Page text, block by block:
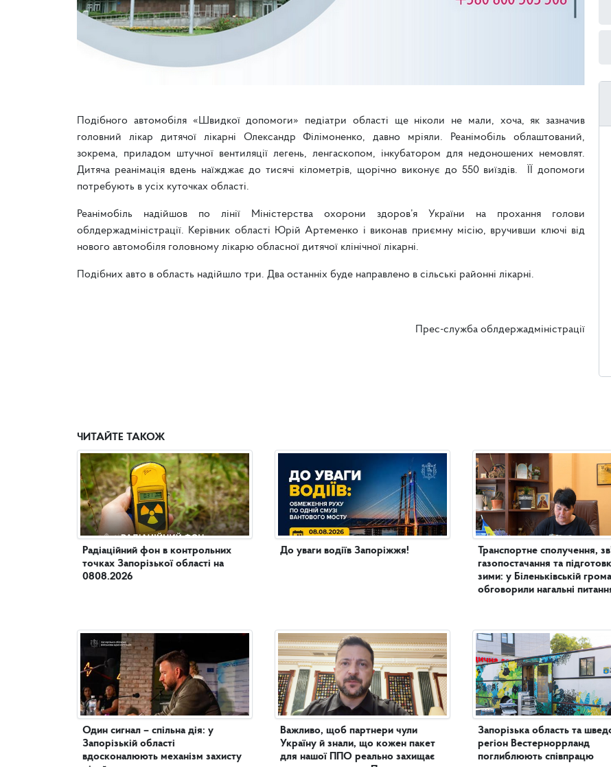
Подібного автомобіля «Швидкої допомоги» педіатри області ще ніколи не мали, хоча, як зазначив
головний лікар дитячої лікарні Олександр Філімоненко, давно мріяли. Реанімобіль облаштований,
зокрема, приладом штучної вентиляції легень, ленгаскопом, інкубатором для недоношених немовлят.
Дитяча реанімація вдень наїжджає до тисячі кілометрів, щорічно виконує до 550 виїздів. ЇЇ допомоги
потребують в усіх куточках області.
Реанімобіль надійшов по лінії Міністерства охорони здоров’я України на прохання голови
облдержадміністрації. Керівник області Юрій Артеменко і виконав приємну місію, вручивши ключі від
нового автомобіля головному лікарю обласної дитячої клінічної лікарні.
Подібних авто в область надійшло три. Два останніх буде направлено в сільські районні лікарні.
Прес-служба облдержадміністрації
ЧИТАЙТЕ ТАКОЖ
Радіаційний фон в контрольних
точках Запорізької області на
0808.2026
Один сигнал – спільна дія: у
Запорізькій області
вдосконалюють механізм захисту
До уваги водіїв Запоріжжя!
Важливо, щоб партнери чули
Україну й знали, що кожен пакет
для нашої ППО реально захищає
Транспортне сполучення,
газопостачання та
зими: у Біленьківській
обговорили нагальні
Запорізька область та
регіон Вестерноррланд
поглиблюють співпрацю